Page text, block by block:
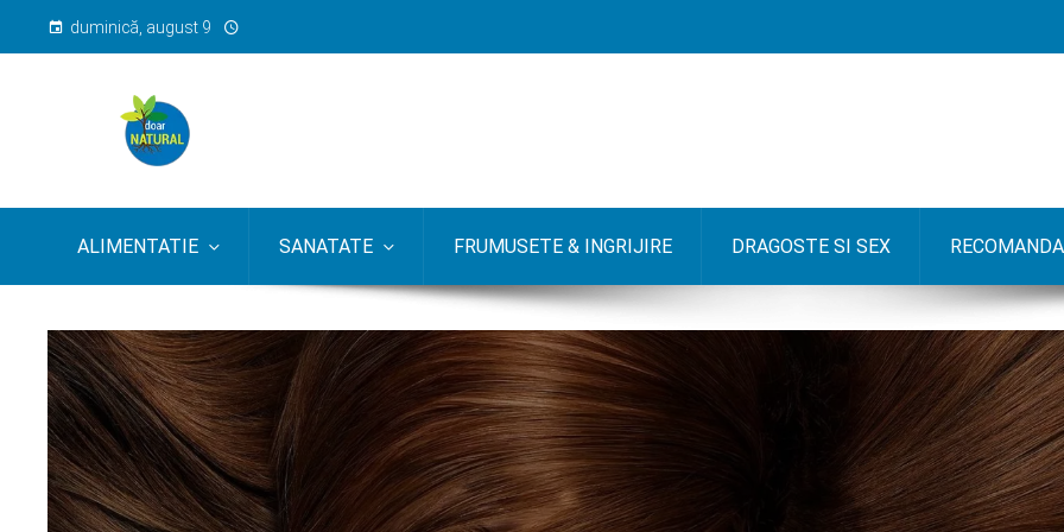
duminică, august 9
ALIMENTATIE SANATATE FRUMUSETE & INGRIJIRE DRAGOSTE SI SEX